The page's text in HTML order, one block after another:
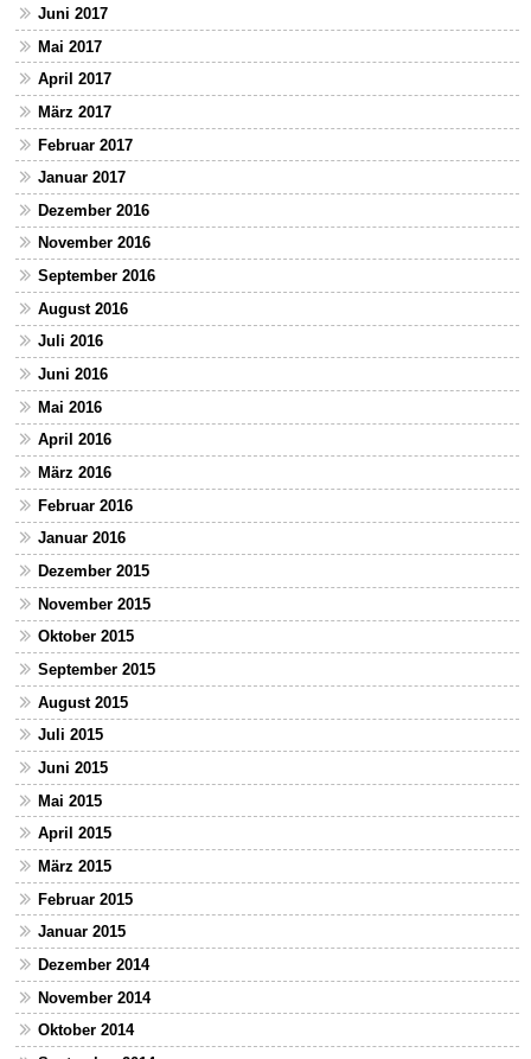
Juni 2017
Mai 2017
April 2017
März 2017
Februar 2017
Januar 2017
Dezember 2016
November 2016
September 2016
August 2016
Juli 2016
Juni 2016
Mai 2016
April 2016
März 2016
Februar 2016
Januar 2016
Dezember 2015
November 2015
Oktober 2015
September 2015
August 2015
Juli 2015
Juni 2015
Mai 2015
April 2015
März 2015
Februar 2015
Januar 2015
Dezember 2014
November 2014
Oktober 2014